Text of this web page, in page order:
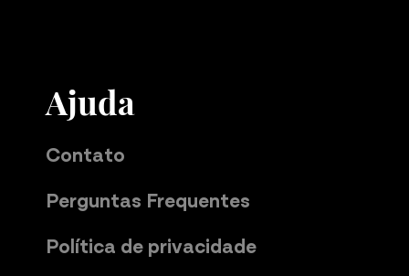
Ajuda
Contato
Perguntas Frequentes
Política de privacidade